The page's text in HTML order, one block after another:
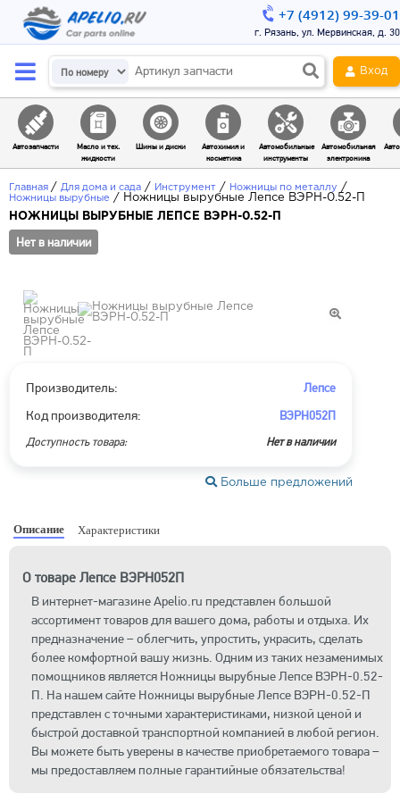
Вход
Автозапчасти
Масло и тех.
жидкости
Шины и диски
Автохимия и
косметика
Автомобильные
инструменты
Автомобильная
электроника
Главная / Для дома и сада / Инструмент / Ножницы по металлу /
Ножницы вырубные /
Ножницы вырубные Лепсе ВЭРН-0.52-П
НОЖНИЦЫ ВЫРУБНЫЕ ЛЕПСЕ ВЭРН-0.52-П
Нет в наличии
Производитель: Лепсе
Код производителя: ВЭРН052П
Доступность товара: Нет в наличии
Больше предложений
Описание Характеристики
О товаре Лепсе ВЭРН052П
В интернет-магазине Apelio.ru представлен большой
ассортимент товаров для вашего дома, работы и отдыха. Их
предназначение – облегчить, упростить, украсить, сделать
более комфортной вашу жизнь. Одним из таких незаменимых
помощников является Ножницы вырубные Лепсе ВЭРН-0.52-
П. На нашем сайте Ножницы вырубные Лепсе ВЭРН-0.52-П
представлен с точными характеристиками, низкой ценой и
быстрой доставкой транспортной компанией в любой регион.
Вы можете быть уверены в качестве приобретаемого товара –
мы предоставляем полные гарантийные обязательства!
+7 (4912) 99-39-01
г. Рязань, ул. Мервинская, д. 30